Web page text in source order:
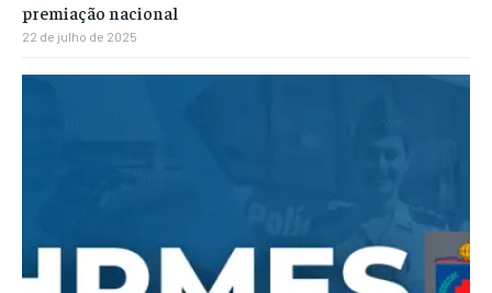
premiação nacional
22 de julho de 2025